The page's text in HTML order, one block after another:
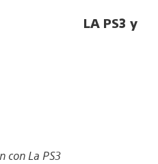
LA PS3 y
con La PS3